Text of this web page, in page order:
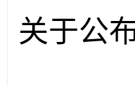
关于公